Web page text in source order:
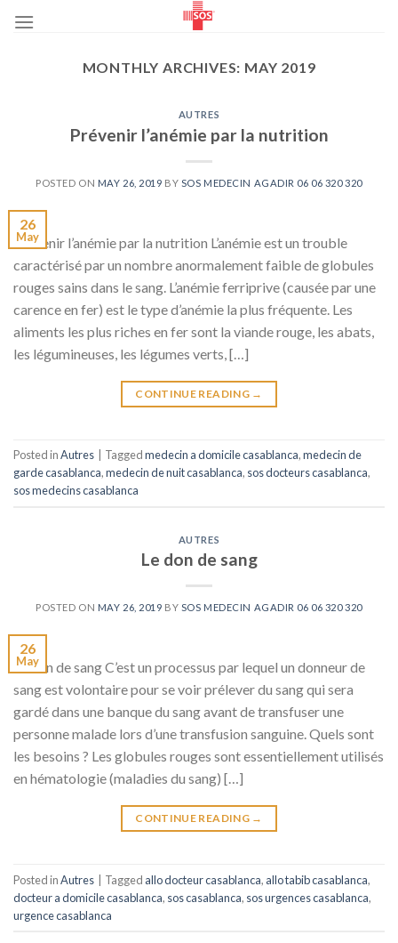
MONTHLY ARCHIVES: MAY 2019
AUTRES
Prévenir l’anémie par la nutrition
POSTED ON MAY 26, 2019 BY SOS MEDECIN AGADIR 06 06 320 320
26
May
Prévenir l’anémie par la nutrition L’anémie est un trouble
caractérisé par un nombre anormalement faible de globules
rouges sains dans le sang. L’anémie ferriprive (causée par une
carence en fer) est le type d’anémie la plus fréquente. Les
aliments les plus riches en fer sont la viande rouge, les abats,
les légumineuses, les légumes verts, […]
CONTINUE READING →
Posted inAutres Taggedmedecin a domicile casablanca,medecin de
garde casablanca,medecin de nuit casablanca, sos docteurs casablanca,
sos medecins casablanca
AUTRES
Le don de sang
POSTED ON MAY 26, 2019 BY SOS MEDECIN AGADIR 06 06 320 320
26
May
Le don de sang C’est un processus par lequel un donneur de
sang est volontaire pour se voir prélever du sang qui sera
gardé dans une banque du sang avant de transfuser une
personne malade lors d’une transfusion sanguine. Quels sont
les besoins ? Les globules rouges sont essentiellement utilisés
en hématologie (maladies du sang) […]
CONTINUE READING →
Posted inAutres Tagged allo docteur casablanca, allo tabib casablanca,
docteur a domicile casablanca, sos casablanca, sos urgences casablanca,
urgence casablanca